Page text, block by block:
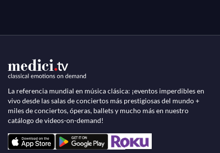
La referencia mundial en música clásica: ¡eventos imperdibles en
vivo desde las salas de conciertos más prestigiosas del mundo +
miles de conciertos, óperas, ballets y mucho más en nuestro
catálogo de videos-on-demand!